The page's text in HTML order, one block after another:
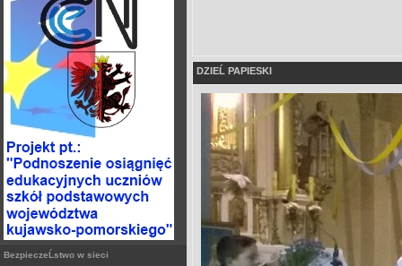
BezpieczeĹstwo w sieci
DZIEĹ PAPIESKI